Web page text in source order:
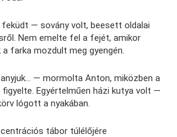
feküdt — sovány volt, beesett oldalai
Nem emelte fel a fejét, amikor
a farka mozdult meg gyengén.
— mormolta Anton, miközben a
Egyértelműen házi kutya volt —
lógott a nyakában.
tábor túlélőjére